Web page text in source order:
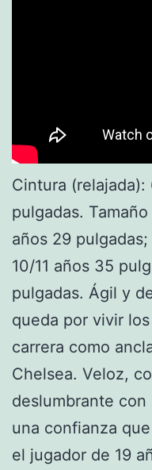
Cintura
pulgadas.
años 29
10/11 años 35
pulgadas. Ágil y
queda por vivir
carrera como
Chelsea. Veloz,
deslumbrante
una confianza
el jugador de 19